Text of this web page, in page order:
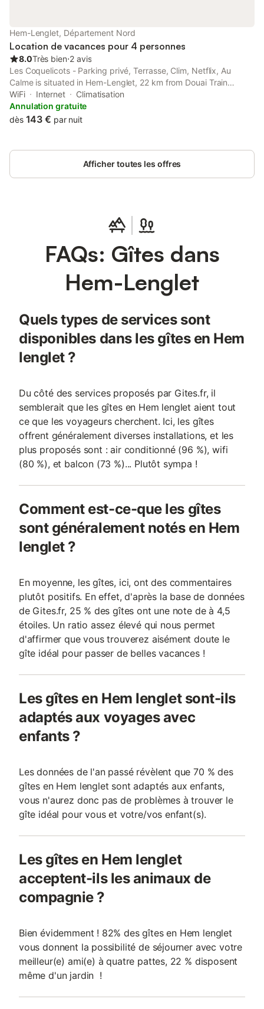
Hem-Lenglet, Département Nord
Location de vacances pour 4 personnes
8.0Très bien⋅2 avis
Les Coquelicots - Parking privé, Terrasse, Clim, Netflix, Au
Calme is situated in Hem-Lenglet, 22 km from Douai Train
Station, 23 km from Ecole des Mines de Douai, as well as 29 km
from Valenciennes Train Station.
WiFi Internet
Climatisation
Annulation gratuite
dès 143 € par nuit
Afficher toutes les offres
FAQs: Gîtes dans
Hem-Lenglet
Quels types de services sont
disponibles dans les gîtes en Hem
lenglet ?
Du côté des services proposés par Gites.fr, il
semblerait que les gîtes en Hem lenglet aient tout
ce que les voyageurs cherchent. Ici, les gîtes
offrent généralement diverses installations, et les
plus proposés sont : air conditionné (96 %), wifi
(80 %), et balcon (73 %)... Plutôt sympa !
Comment est-ce-que les gîtes
sont généralement notés en Hem
lenglet ?
En moyenne, les gîtes, ici, ont des commentaires
plutôt positifs. En effet, d'après la base de données
de Gites.fr, 25 % des gîtes ont une note de à 4,5
étoiles. Un ratio assez élevé qui nous permet
d'affirmer que vous trouverez aisément doute le
gîte idéal pour passer de belles vacances !
Les gîtes en Hem lenglet sont-ils
adaptés aux voyages avec
enfants ?
Les données de l'an passé révèlent que 70 % des
gîtes en Hem lenglet sont adaptés aux enfants,
vous n'aurez donc pas de problèmes à trouver le
gîte idéal pour vous et votre/vos enfant(s).
Les gîtes en Hem lenglet
acceptent-ils les animaux de
compagnie ?
Bien évidemment ! 82% des gîtes en Hem lenglet
vous donnent la possibilité de séjourner avec votre
meilleur(e) ami(e) à quatre pattes, 22 % disposent
même d'un jardin !